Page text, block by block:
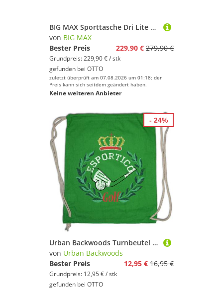
BIG MAX Sporttasche Dri Lite Silencio 3 Cartbag - Wasserabweisende Golftasche
von BIG MAX
Bester Preis
229,90 € 279,90 €
Grundpreis: 229,90 € / stk
gefunden bei OTTO
zuletzt überprüft am 07.08.2026 um 01:18; der
Preis kann sich seitdem geändert haben.
Keine weiteren Anbieter
Urban Backwoods Turnbeutel Esportico Golf Turnbeutel Pablo TV Anchor Series Anker Kranz Escobar (1-tlg), Narcos Wreath Quote Zitat
von Urban Backwoods
Bester Preis
12,95 € 16,95 €
Grundpreis: 12,95 € / stk
gefunden bei OTTO
- 24%